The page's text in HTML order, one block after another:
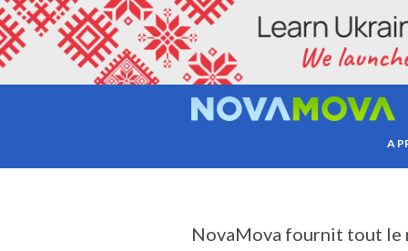
A
EST-
NovaMova fournit tout le